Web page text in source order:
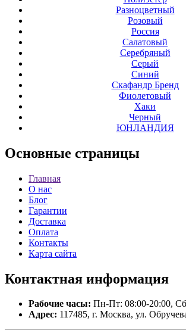
Разноцветный
Розовый
Россия
Салатовый
Серебряный
Серый
Синий
Скафандр Бренд
Фиолетовый
Хаки
Черный
ЮНЛАНДИЯ
Основные страницы
Главная
О нас
Блог
Гарантии
Доставка
Оплата
Контакты
Карта сайта
Контактная информация
Рабочие часы: Пн-Пт: 08:00-20:00,
Адрес: 117485, г. Москва, ул.